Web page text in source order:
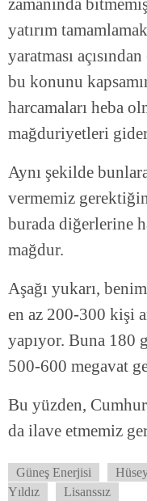
zamanında
yatırım
yaratması
bu konunu
harcamaları heba
mağduriyetleri
Aynı şekilde
vermemiz
burada diğerlerine
mağdur.
Aşağı yukarı,
en az 200-300 kişi
yapıyor. Buna 180
500-600 megavat
Bu yüzden,
da ilave etmemiz
Güneş Enerjisi
Yıldız
Lisanssız